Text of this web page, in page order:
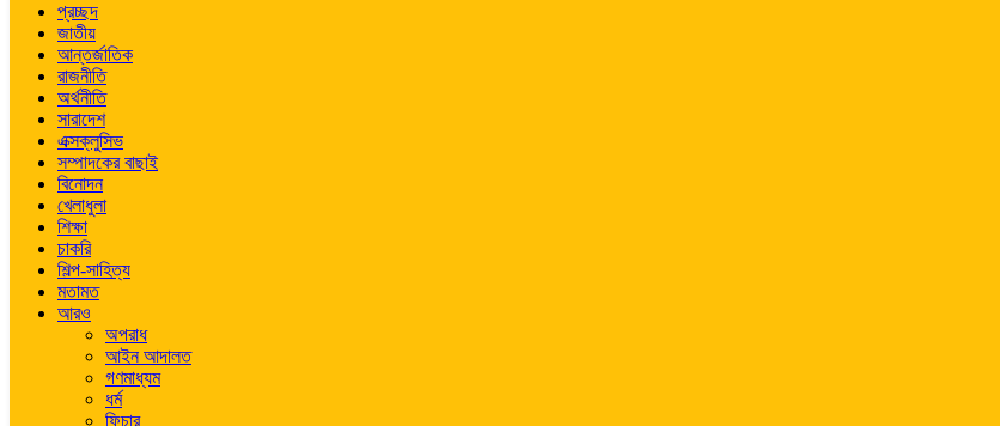
প্রচ্ছদ
জাতীয়
আন্তর্জাতিক
রাজনীতি
অর্থনীতি
সারাদেশ
এক্সক্লুসিভ
সম্পাদকের বাছাই
বিনোদন
খেলাধুলা
শিক্ষা
চাকরি
শিল্প-সাহিত্য
মতামত
আরও
অপরাধ
আইন আদালত
গণমাধ্যম
ধর্ম
ফিচার